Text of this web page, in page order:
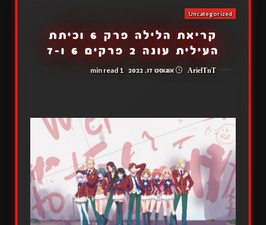
Uncategorized
קריאת הלילה פרק 6 וכיתת
העילית עונה 2 פרקים 6 ו-7
ArielTnT אוגוסט 17, 2022 1 min read